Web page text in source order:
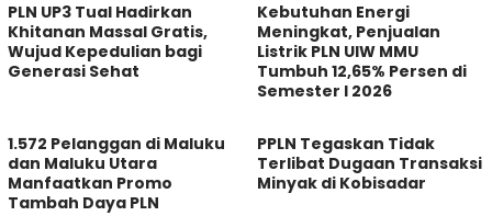
PLN UP3 Tual Hadirkan
Khitanan Massal Gratis,
Wujud Kepedulian bagi
Generasi Sehat
Kebutuhan Energi
Meningkat, Penjualan
Listrik PLN UIW MMU
Tumbuh 12,65% Persen di
Semester I 2026
1.572 Pelanggan di Maluku
dan Maluku Utara
Manfaatkan Promo
Tambah Daya PLN
PPLN Tegaskan Tidak
Terlibat Dugaan Transaksi
Minyak di Kobisadar